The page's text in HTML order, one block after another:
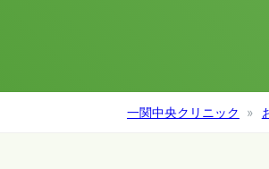
一関中央クリニック